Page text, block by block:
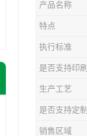
产品名称
特点
执行标准
是否支持印刷
生产工艺
是否支持定制
销售区域